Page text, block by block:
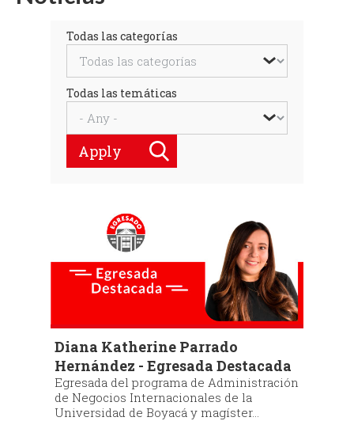
Todas las categorías
Todas las temáticas
Apply
Diana Katherine Parrado
Hernández - Egresada Destacada
Egresada del programa de Administración
de Negocios Internacionales de la
Universidad de Boyacá y magíster...